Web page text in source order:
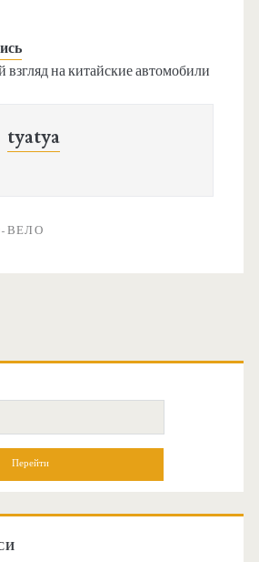
на китайские автомобили
tyatya
ВЕЛО